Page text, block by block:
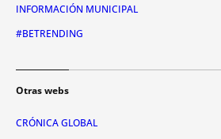
INFORMACIÓN MUNICIPAL
#BETRENDING
Otras webs
CRÓNICA GLOBAL